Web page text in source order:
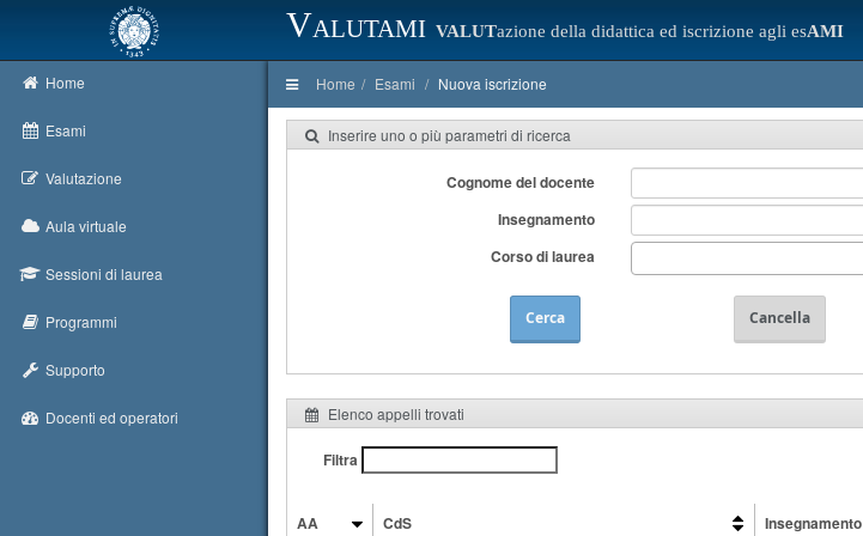
Valutami VALUTazione della didattica ed iscrizione agli esAMI
Home
Esami
Valutazione
Aula virtuale
Sessioni di laurea
Programmi
Supporto
Docenti ed operatori
Home Esami Nuova iscrizione
Inserire uno o più parametri di ricerca
Cognome del docente
Insegnamento
Corso di laurea
Cerca Cancella
Elenco appelli trovati
Filtra
AA CdS Insegnamento